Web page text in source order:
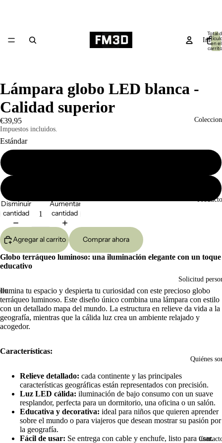
Inicio
Solicitud
Quiénes
Total
en el
0
Abrir
imagen
a
Abrir
imagen
a
Abrir
imagen
a
Abrir
imagen
a
Lámpara globo LED blanca -
Calidad superior
€39,95
Impuestos incluidos.
Estándar
Disminuir
cantidad
Aumentar
cantidad
Agregar al carrito Comprar ahora
Globo terráqueo luminoso: una iluminación elegante con un toque
educativo
Ilumina tu espacio y despierta tu curiosidad con este precioso globo
terráqueo luminoso. Este diseño único combina una lámpara con estilo
con un detallado mapa del mundo. La estructura en relieve da vida a la
geografía, mientras que la cálida luz crea un ambiente relajado y
acogedor.
Características:
Relieve detallado: cada continente y las principales
características geográficas están representados con precisión.
Luz LED cálida: iluminación de bajo consumo con un suave
resplandor, perfecta para un dormitorio, una oficina o un salón.
Educativa y decorativa: ideal para niños que quieren aprender
sobre el mundo o para viajeros que desean mostrar su pasión por
la geografía.
Fácil de usar: Se entrega con cable y enchufe, listo para usar.